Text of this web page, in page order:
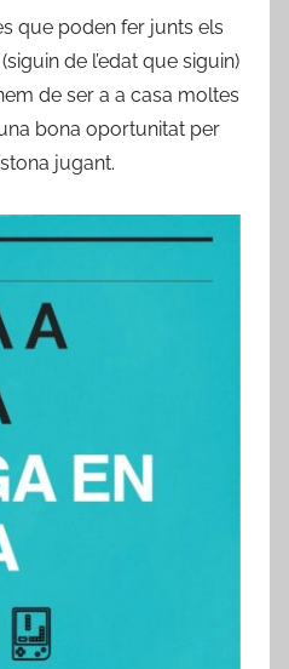
que poden fer junts els
de l’edat que siguin)
de ser a a casa moltes
bona oportunitat per
jugant.